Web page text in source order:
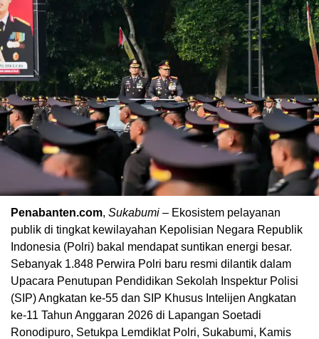
Penabanten.com, Sukabumi – Ekosistem pelayanan
publik di tingkat kewilayahan Kepolisian Negara Republik
Indonesia (Polri) bakal mendapat suntikan energi besar.
Sebanyak 1.848 Perwira Polri baru resmi dilantik dalam
Upacara Penutupan Pendidikan Sekolah Inspektur Polisi
(SIP) Angkatan ke-55 dan SIP Khusus Intelijen Angkatan
ke-11 Tahun Anggaran 2026 di Lapangan Soetadi
Ronodipuro, Setukpa Lemdiklat Polri, Sukabumi, Kamis